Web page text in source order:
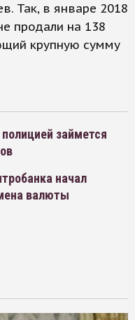
Так, в январе 2018
продали на 138
крупную сумму
займется
начал
валюты